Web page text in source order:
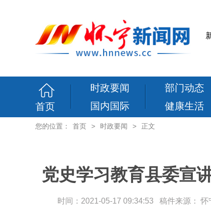
首页
时政要闻
国内国际
部门动态
健康生活
您的位置： 首页 > 时政要闻 > 正文
党史学习教育县委宣
时间：2021-05-17 09:34:53 稿件来源：